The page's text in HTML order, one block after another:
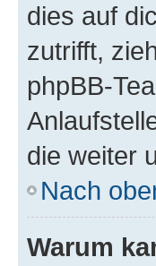
dies auf
zutrifft,
phpBB-
die weiter
Nach
Warum